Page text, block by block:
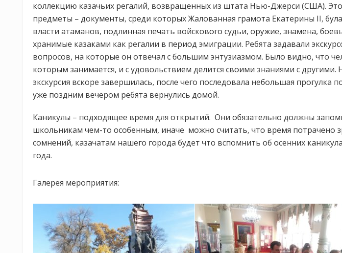
коллекцию казачьих регалий, возвращенных из штата Нью-Джерси (США).
предметы – документы, среди которых Жалованная грамота Екатерины II,
власти атаманов, подлинная печать войскового судьи, оружие, знамена,
хранимые казаками как регалии в период эмиграции. Ребята задавали
вопросов, на которые он отвечал с большим энтузиазмом. Было видно, что
которым занимается, и с удовольствием делится своими знаниями с другими.
экскурсия вскоре завершилась, после чего последовала небольшая прогулка
уже поздним вечером ребята вернулись домой.
Каникулы – подходящее время для открытий. Они обязательно должны
школьникам чем-то особенным, иначе можно считать, что время потрачено
сомнений, казачатам нашего города будет что вспомнить об осенних
года.
Галерея мероприятия: